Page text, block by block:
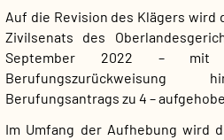
Auf die Revision des Klägers wird
Zivilsenats des
September 2022 – mit
Berufungszurückweisung
Berufungsantrags zu 4 –
Im Umfang der Aufhebung wird